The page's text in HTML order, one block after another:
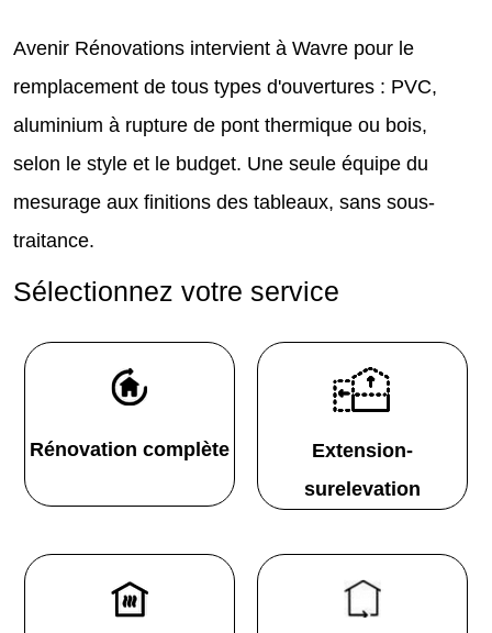
Avenir Rénovations intervient à Wavre pour le
remplacement de tous types d'ouvertures : PVC,
aluminium à rupture de pont thermique ou bois,
selon le style et le budget. Une seule équipe du
mesurage aux finitions des tableaux, sans sous-
traitance.
Sélectionnez votre service
Rénovation complète
Extension-
surelevation